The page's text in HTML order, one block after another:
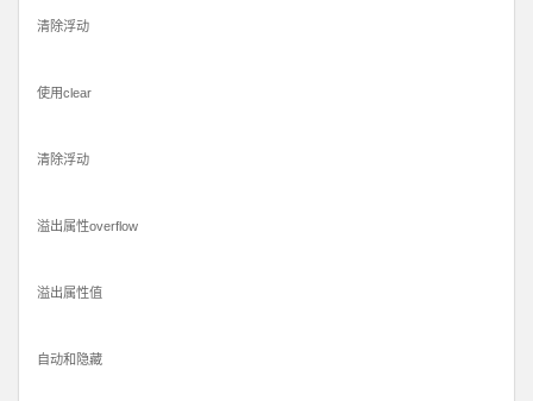
清除浮动
使用clear
清除浮动
溢出属性overflow
溢出属性值
自动和隐藏